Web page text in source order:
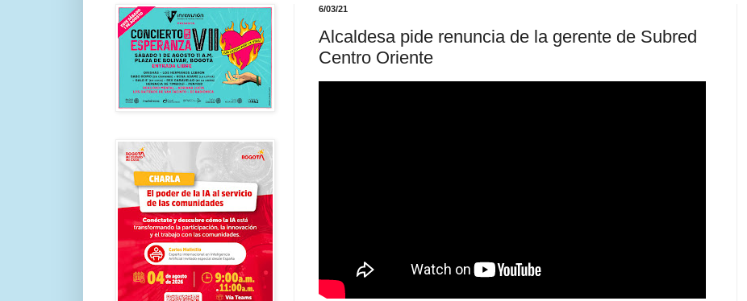
6/03/21
Alcaldesa pide renuncia de la gerente de Subred
Centro Oriente